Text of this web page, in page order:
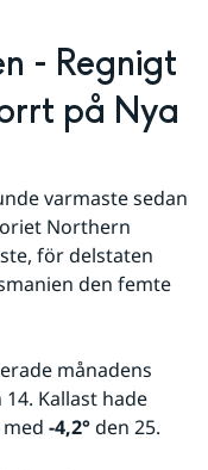
- Regnigt
på Nya
varmaste sedan
Northern
för delstaten
den femte
månadens
14. Kallast hade
-4,2° den 25.